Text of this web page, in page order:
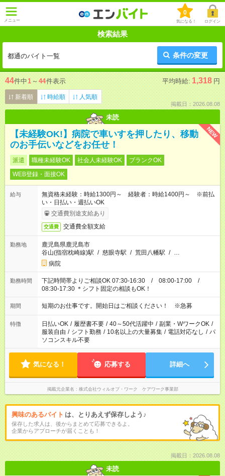
メニュー
0
気になる！ ログイン
検索結果
都通のバイト一覧 条件の変更
44件中1 ～ 44件表示 平均時給: 1,318 円
新着順 時給順 人気順
掲載日：2026.08.08
未読
NEW
【未経験OK!】病院で車いすを押したり、移動
のお手伝いなどをお任せ！
派遣 職種未経験OK 社会人未経験OK
ブランクOK
WEB登録・面接OK
給与
無資格未経験：時給1300円～ 経験者：時給1400円～ ※前払
い・日払い・週払いOK
交通費別途支給あり
交通費 交通費全額支給
勤務地
鹿児島県鹿児島市
谷山(指宿枕崎線)駅 / 慈眼寺駅 / 荒田八幡駅 / …
病院
勤務時間
下記時間帯よりご相談OK 07:30-16:30 / 08:00-17:00 /
08:30-17:30 ＊シフト固定の相談もOK！
期間 短期のお仕事です。開始日はご相談ください！ ※急募
特徴 日払いOK / 履歴書不要 / 40～50代活躍中 / 副業・WワークOK /
服装自由 / シフト勤務 / 10名以上の大量募集 / 電話対応なし / パ
ソコンスキル不要
気になる！ 応募する 詳細へ
掲載元企業名 株式会社ウィルオブ・ワーク ケアワーク事業部
興味のあるバイト は、とりあえず保存しよう♪
保存した求人は、後からまとめて応募できるよ。
企業からアプローチが届くことも！
掲載日：2026.08.08
未読